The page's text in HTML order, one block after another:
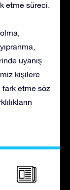
etme süreci.
uyanış
kişilere
etme söz